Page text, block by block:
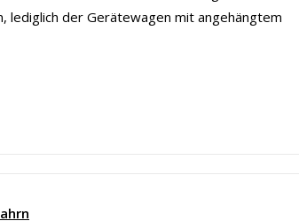
lediglich der Gerätewagen mit angehängtem